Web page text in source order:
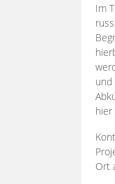
Im
und
Ort